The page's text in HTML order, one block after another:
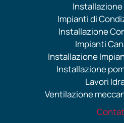
Installazione
Impianti di
Installazione
Impianti
Installazione
Installazione
Lavori
Ventilazione